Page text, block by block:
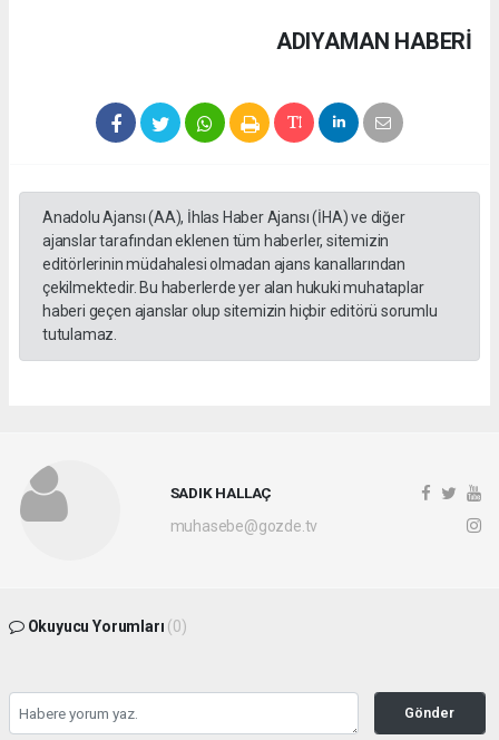
ADIYAMAN HABERİ
Anadolu Ajansı (AA), İhlas Haber Ajansı (İHA) ve diğer
ajanslar tarafından eklenen tüm haberler, sitemizin
editörlerinin müdahalesi olmadan ajans kanallarından
çekilmektedir. Bu haberlerde yer alan hukuki muhataplar
haberi geçen ajanslar olup sitemizin hiçbir editörü sorumlu
tutulamaz.
SADIK HALLAÇ
muhasebe@gozde.tv
Okuyucu Yorumları (0)
Gönder